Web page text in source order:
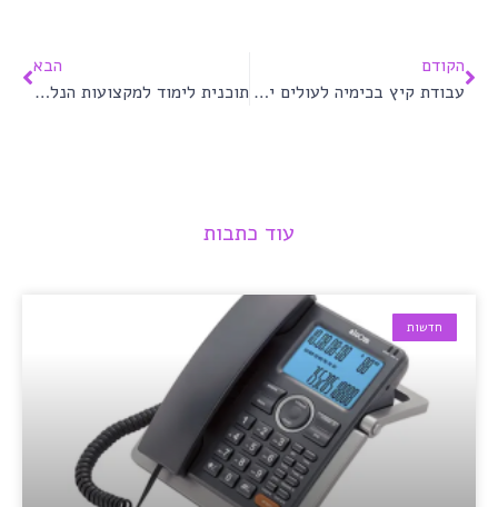
הקודם
עבודת קיץ בכימיה לעולים יא׳ תשפ״ו
הבא
תוכנית לימוד למקצועות הנלמדים תשפ״ו
עוד כתבות
חדשות